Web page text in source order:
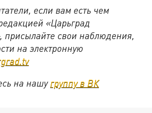
если вам есть чем
«Царьград
присылайте свои наблюдения,
на электронную
на нашу группу в ВК